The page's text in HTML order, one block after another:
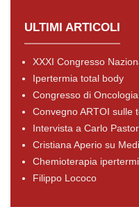
ULTIMI ARTICOLI
XXXI Congresso
Ipertermia total body
Congresso di
Convegno ARTOI sulle
Intervista a Carlo
Cristiana Aperio su
Chemioterapia
Filippo Lococo